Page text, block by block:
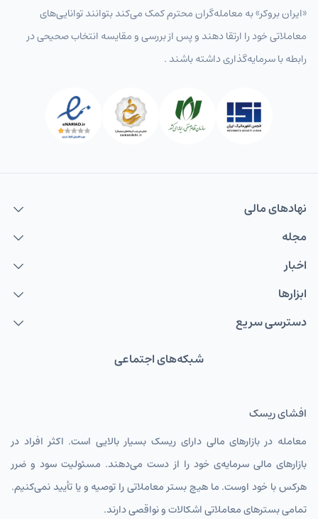
«ایران بروکر» به معامله‌گران محترم کمک می‌کند بتوانند توانایی‌های
معاملاتی خود را ارتقا دهند و پس از بررسی و مقایسه انتخاب‌ صحیحی در
رابطه با سرمایه‌گذاری داشته باشند .
نهاد‌های مالی
مجله
اخبار
ابزارها
دسترسی سریع
شبکه‌های اجتماعی
افشای ریسک
معامله در بازارهای مالی دارای ریسک بسیار بالایی است. اکثر افراد در
بازارهای مالی سرمایه‌ی خود را از دست می‌دهند. مسئولیت سود و ضرر
هرکس با خود اوست. ما هیچ بستر معاملاتی را توصیه و یا تأیید نمی‌کنیم.
تمامی بسترهای معاملاتی اشکالات و نواقصی دارند.